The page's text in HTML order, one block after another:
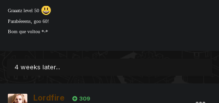
Graaatz level 50
Parabéeeens, goo 60!
Bom que voltou *-*
4 weeks later...
Lordfire 309